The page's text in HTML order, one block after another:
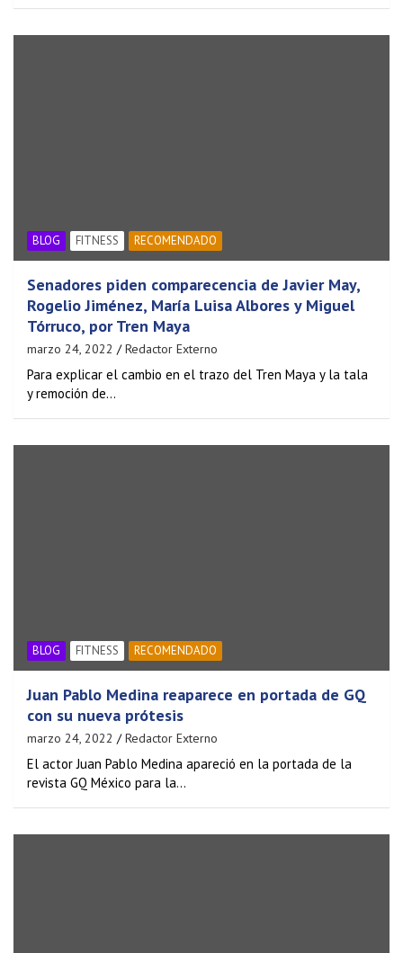
BLOG FITNESS RECOMENDADO
Senadores piden comparecencia de Javier May,
Rogelio Jiménez, María Luisa Albores y Miguel
Tórruco, por Tren Maya
marzo 24, 2022 Redactor Externo
Para explicar el cambio en el trazo del Tren Maya y la tala
y remoción de…
BLOG FITNESS RECOMENDADO
Juan Pablo Medina reaparece en portada de GQ
con su nueva prótesis
marzo 24, 2022 Redactor Externo
El actor Juan Pablo Medina apareció en la portada de la
revista GQ México para la…